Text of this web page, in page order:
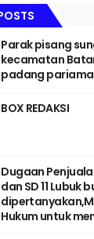
Parak pisang
kecamatan
padang
BOX REDAKSI
Dugaan
dan SD 11 Lubuk
Hukum untuk